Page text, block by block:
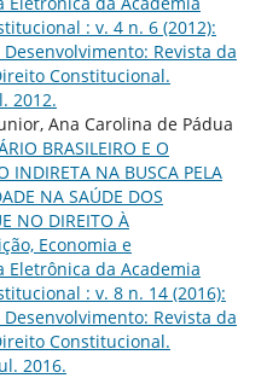
: v. 4 n. 6 (2012):
Revista da
Constitucional.
2012.
Ana Carolina de Pádua
BRASILEIRO E O
INDIRETA NA BUSCA PELA
NA SAÚDE DOS
NO DIREITO À
Economia e
Eletrônica da Academia
: v. 8 n. 14 (2016):
Revista da
Constitucional.
2016.